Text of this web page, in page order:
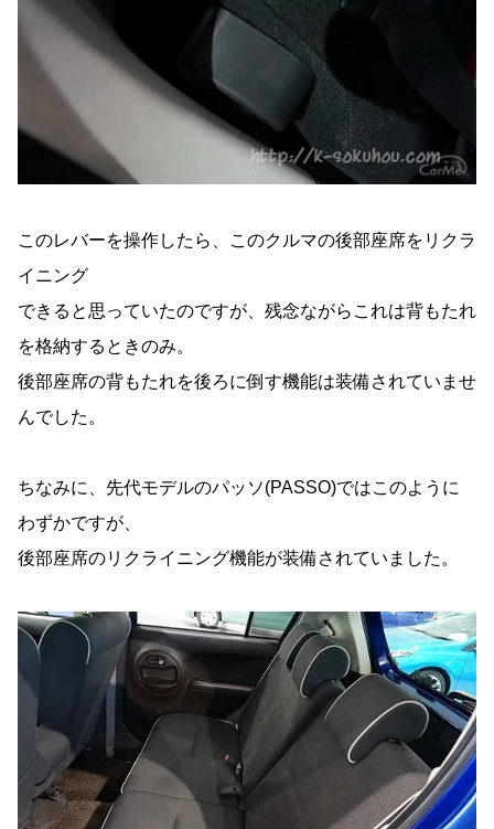
このレバーを操作したら、このクルマの後部座席をリクラ
イニング
できると思っていたのですが、残念ながらこれは背もたれ
を格納するときのみ。
後部座席の背もたれを後ろに倒す機能は装備されていませ
んでした。
ちなみに、先代モデルのパッソ(PASSO)ではこのように
わずかですが、
後部座席のリクライニング機能が装備されていました。